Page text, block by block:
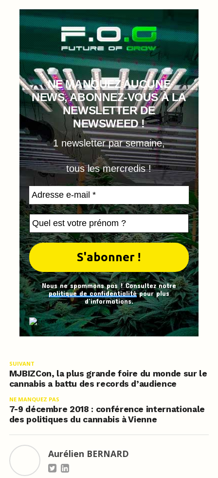
NE MANQUEZ AUCUNE
NEWS, ABONNEZ-VOUS À LA
NEWSLETTER DE
NEWSWEED !
1 newsletter par semaine,
tous les mercredis !
Nous ne spammons pas ! Consultez notre
politique de confidentialitépour plus
d’informations.
SUIVANT
MJBIZCon, la plus grande foire du monde sur le
cannabis a battu des records d’audience
NE MANQUEZ PAS
7-9 décembre 2018 : conférence internationale
des politiques du cannabis à Vienne
Aurélien BERNARD